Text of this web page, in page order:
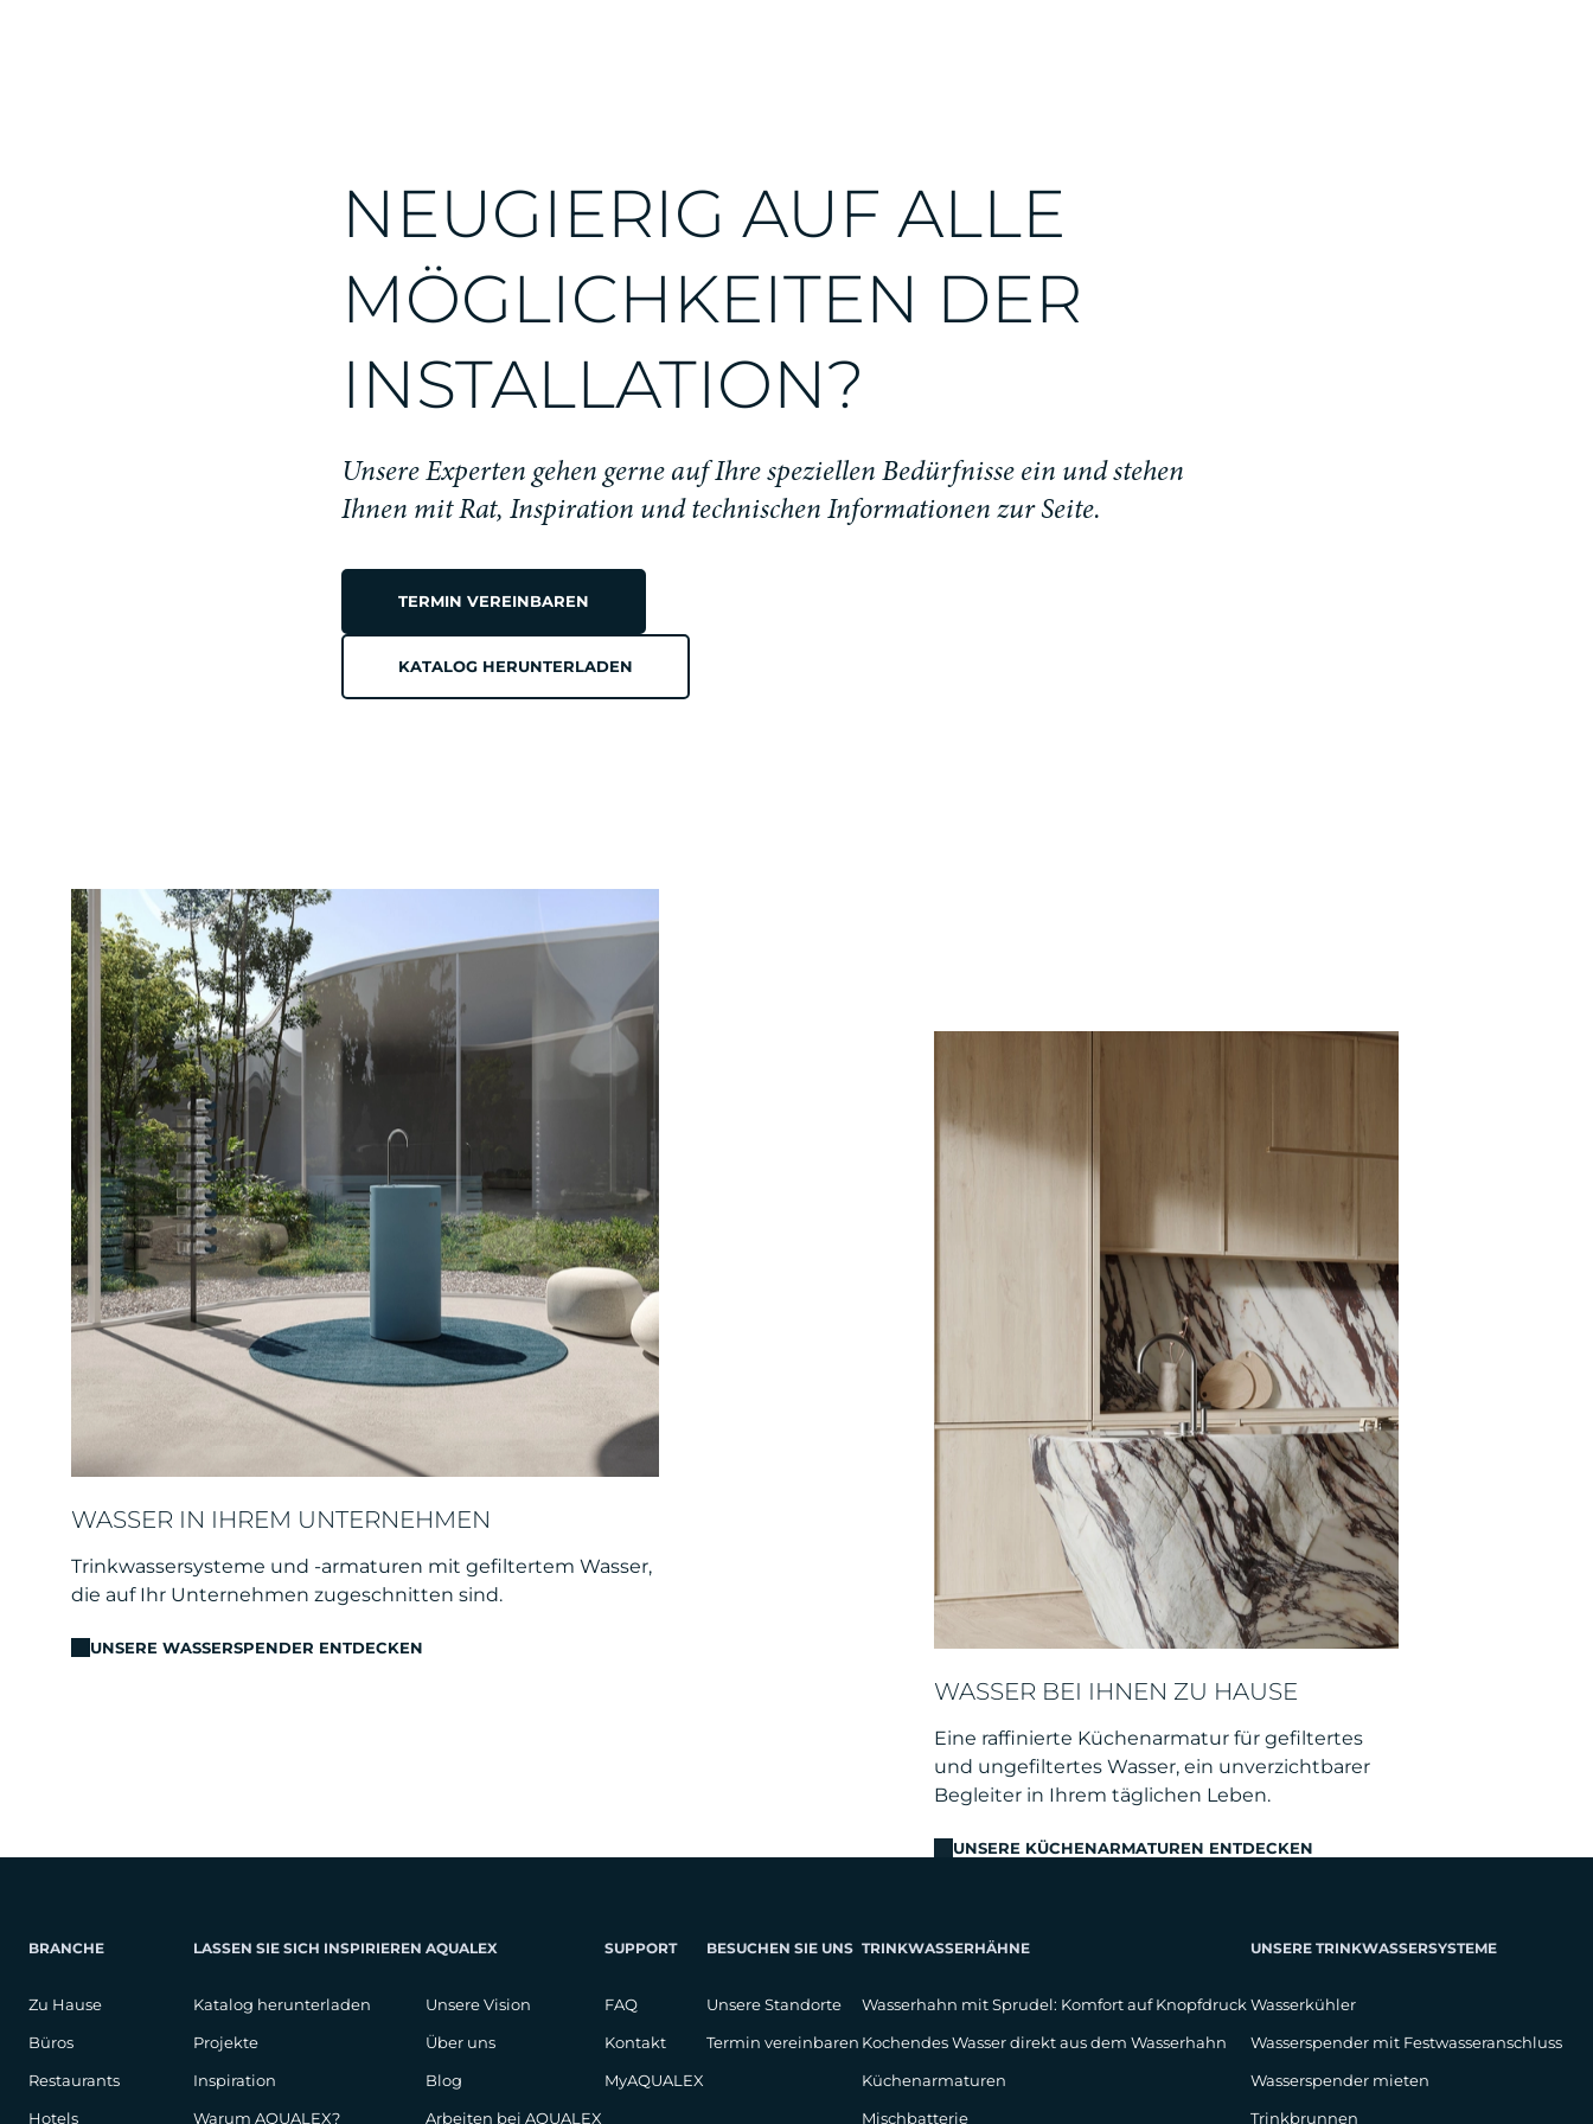
NEUGIERIG AUF ALLE
MÖGLICHKEITEN DER
INSTALLATION?
Unsere Experten gehen gerne auf Ihre speziellen Bedürfnisse ein und stehen
Ihnen mit Rat, Inspiration und technischen Informationen zur Seite.
TERMIN VEREINBAREN
KATALOG HERUNTERLADEN
WASSER IN IHREM UNTERNEHMEN
Trinkwassersysteme und -armaturen mit gefiltertem Wasser,
die auf Ihr Unternehmen zugeschnitten sind.
UNSERE WASSERSPENDER ENTDECKEN
WASSER BEI IHNEN ZU HAUSE
Eine raffinierte Küchenarmatur für gefiltertes
und ungefiltertes Wasser, ein unverzichtbarer
Begleiter in Ihrem täglichen Leben.
UNSERE KÜCHENARMATUREN ENTDECKEN
BRANCHE
Zu Hause
Büros
Restaurants
Hotels
LASSEN SIE SICH INSPIRIEREN
Katalog herunterladen
Projekte
Inspiration
Warum AQUALEX?
AQUALEX
Unsere Vision
Über uns
Blog
Arbeiten bei AQUALEX
SUPPORT
FAQ
Kontakt
MyAQUALEX
BESUCHEN SIE UNS
Unsere Standorte
Termin vereinbaren
TRINKWASSERHÄHNE
Wasserhahn mit Sprudel: Komfort auf Knopfdruck
Kochendes Wasser direkt aus dem Wasserhahn
Küchenarmaturen
Mischbatterie
UNSERE TRINKWASSERSYSTEME
Wasserkühler
Wasserspender mit Festwasseranschluss
Wasserspender mieten
Trinkbrunnen